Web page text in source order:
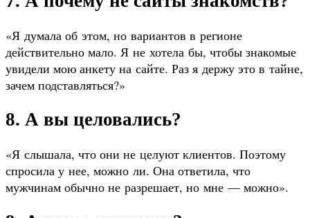
«Я думала об этом, но вариантов в регионе
действительно мало. Я не хотела бы, чтобы знакомые
увидели мою анкету на сайте. Раз я держу это в тайне,
зачем подставляться?»
8. А вы целовались?
«Я слышала, что они не целуют клиентов. Поэтому
спросила у нее, можно ли. Она ответила, что
мужчинам обычно не разрешает, но мне — можно».